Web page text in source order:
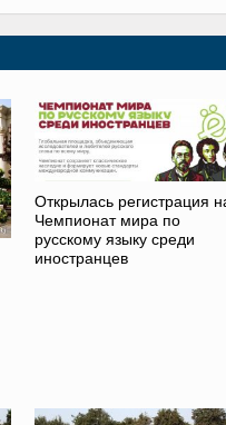
Открылась регистрация
Чемпионат мира по
русскому языку среди
иностранцев